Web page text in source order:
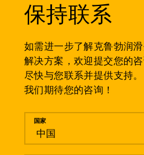
保持联系
如需进一步了解克鲁勃润
解决方案，欢迎提交您的
尽快与您联系并提供支持。
我们期待您的咨询！
留言
国家